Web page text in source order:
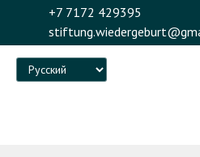
+7 7172 429395
Language